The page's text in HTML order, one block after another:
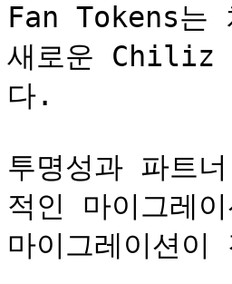
Fan Tokens
새로운 Chiliz
다.
투명성과 파트
적인 마이그레
마이그레이션